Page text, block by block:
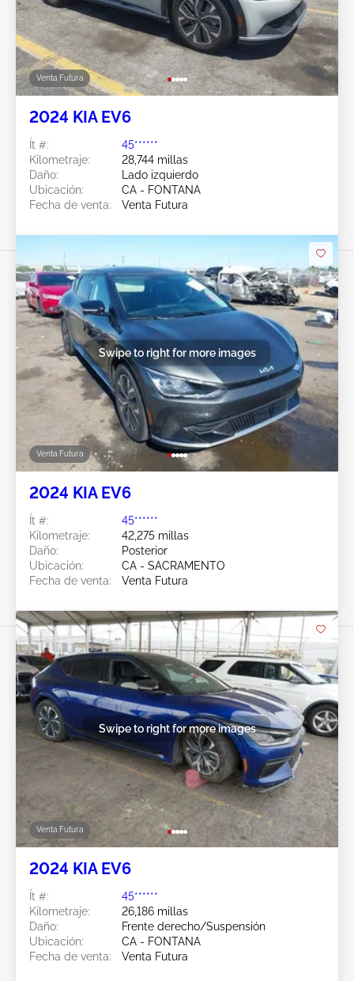
Venta Futura
2024 KIA EV6
Ít #:
45******
Kilometraje:
28,744 millas
Daño:
Lado izquierdo
Ubicación:
CA - FONTANA
Fecha de venta:
Venta Futura
Venta Futura
Swipe to right for more images
2024 KIA EV6
Ít #:
45******
Kilometraje:
42,275 millas
Daño:
Posterior
Ubicación:
CA - SACRAMENTO
Fecha de venta:
Venta Futura
Venta Futura
Swipe to right for more images
2024 KIA EV6
Ít #:
45******
Kilometraje:
26,186 millas
Daño:
Frente derecho/Suspensión
Ubicación:
CA - FONTANA
Fecha de venta:
Venta Futura